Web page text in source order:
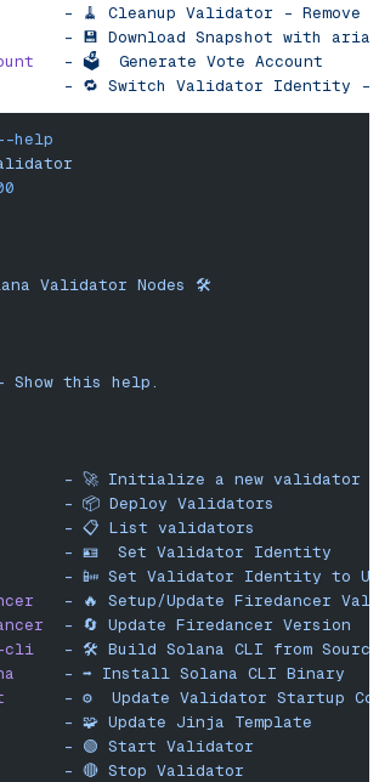
-
🧹 Cleanup Validator - Remove
-
💾 Download Snapshot with
   -
🗳️
  Generate
Vote Account
-
🔁 Switch Validator Identity -
help
Validator Nodes 🛠️
Show this help.
-
🚀 Initialize a new validator
-
📦 Deploy Validators
-
📋 List validators
-
🪪
  Set
Validator Identity
-
📴 Set Validator Identity to
   -
🔥 Setup/Update Firedancer
  -
🔄 Update Firedancer Version
cli
   -
🛠️ Build Solana CLI from Source
     -
➡️ Install Solana CLI Binary
      -
⚙️
  Update
Validator Startup
-
🧩 Update Jinja Template
-
🟢 Start Validator
-
🔴 Stop Validator